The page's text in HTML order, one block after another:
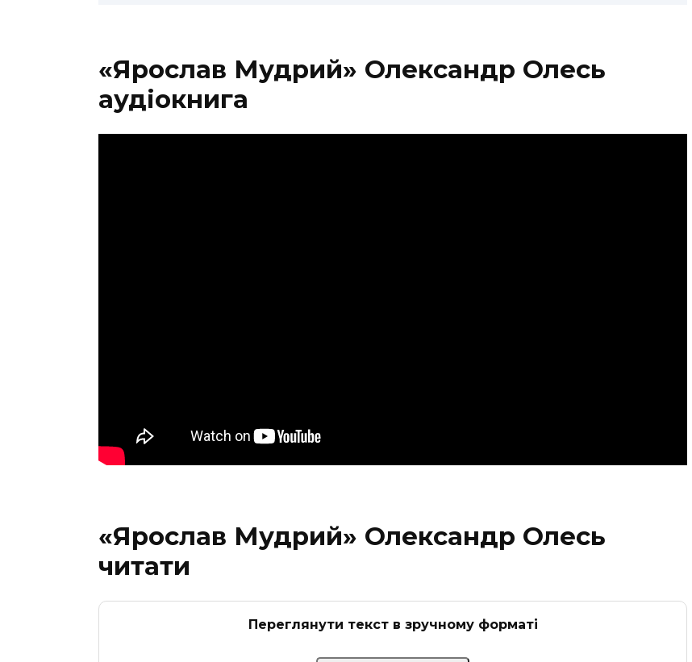
«Ярослав Мудрий» Олександр Олесь
аудіокнига
«Ярослав Мудрий» Олександр Олесь
читати
Переглянути текст в зручному форматі